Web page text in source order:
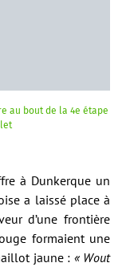
au bout de la 4e étape
à Dunkerque un
a laissé place à
d’une frontière
formaient une
jaune : « Wout